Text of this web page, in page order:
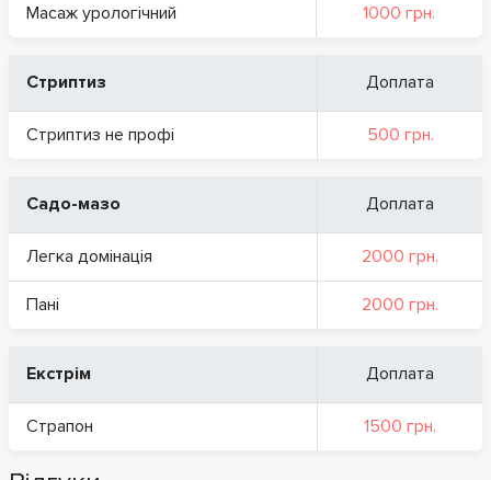
Масаж урологічний 1000 грн.
Стриптиз Доплата
Стриптиз не профі 500 грн.
Садо-мазо Доплата
Легка домінація 2000 грн.
Пані 2000 грн.
Екстрім Доплата
Страпон 1500 грн.